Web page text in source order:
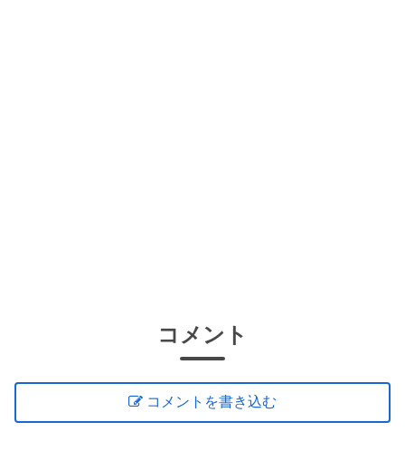
コメント
コメントを書き込む